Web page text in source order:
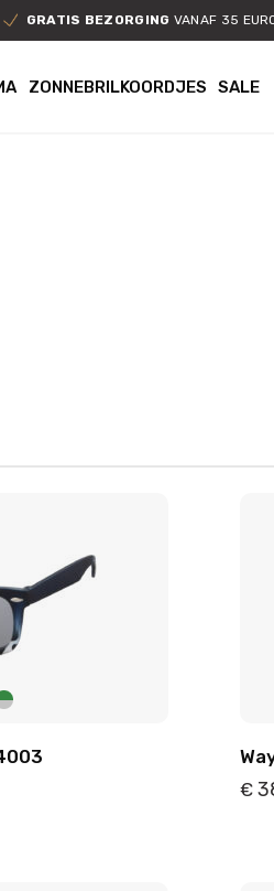
GRATIS BEZORGING VANAF 35
ZONNEBRILKOORDJES SALE
€